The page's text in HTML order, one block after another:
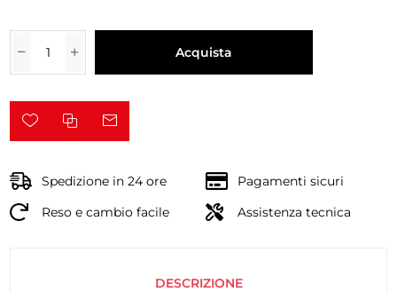
Acquista
Spedizione in 24 ore
Pagamenti sicuri
Reso e cambio facile
Assistenza tecnica
DESCRIZIONE